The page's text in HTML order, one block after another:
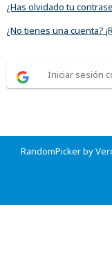
¿Has olvidado tu
¿No tienes una cuenta?
Iniciar sesión
RandomPicker by